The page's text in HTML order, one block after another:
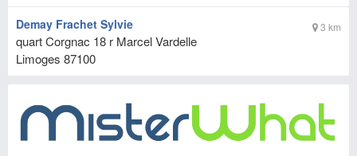
3 km
Demay Frachet Sylvie
quart Corgnac 18 r Marcel Vardelle
Limoges 87100